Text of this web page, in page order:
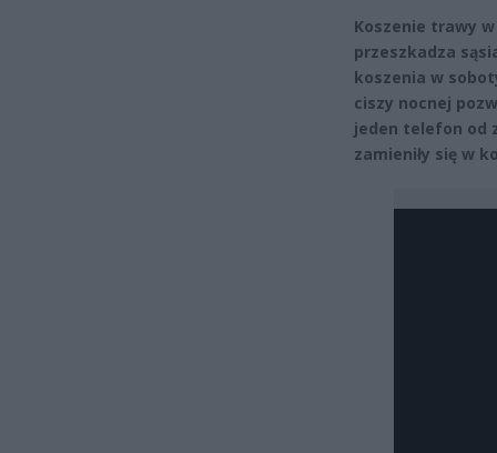
Koszenie trawy
przeszkadza
koszenia w
ciszy nocnej
jeden telefon od
zamieniły się w